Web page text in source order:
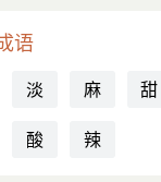
语
淡 麻 甜
酸 辣